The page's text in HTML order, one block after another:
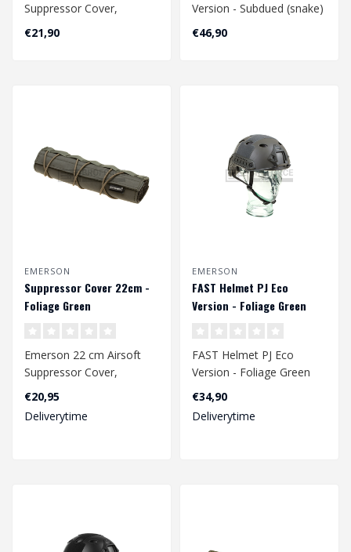
Suppressor Cover,
vervaardigd van 500D
nylon stof. Het v..
€21,90
Version - Subdued (snake)
Hoofdomtrek CA. 58 - 60
cm..
€46,90
EMERSON
Suppressor Cover 22cm -
Foliage Green
Emerson 22 cm Airsoft
Suppressor Cover,
nylon stof. Het v..
€20,95
Deliverytime
EMERSON
FAST Helmet PJ Eco
Version - Foliage Green
FAST Helmet PJ Eco
Version - Foliage Green
cm..
€34,90
Deliverytime